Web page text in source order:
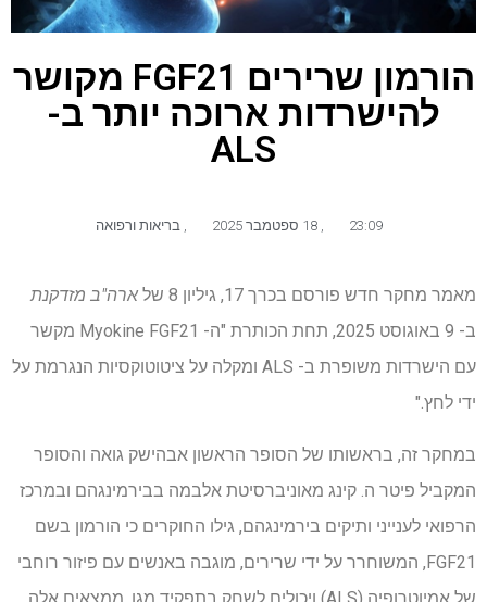
הורמון שרירים FGF21 מקושר
להישרדות ארוכה יותר ב-
ALS
23:09 בריאות ורפואה
מאמר מחקר חדש פורסם בכרך 17, גיליון 8 של
ארה"ב מזדקנת
ב- 9 באוגוסט 2025, תחת הכותרת "ה- Myokine FGF21 מקשר
עם הישרדות משופרת ב- ALS ומקלה על ציטוטוקסיות הנגרמת על
ידי לחץ."
במחקר זה, בראשותו של הסופר הראשון אבהישק גואה והסופר
המקביל פיטר ה. קינג מאוניברסיטת אלבמה בבירמינגהם ובמרכז
הרפואי לענייני ותיקים בירמינגהם, גילו החוקרים כי הורמון בשם
FGF21, המשוחרר על ידי שרירים, מוגבה באנשים עם פיזור רוחבי
של אמיוטרופיה (ALS) ויכולים לשחק בתפקיד מגן. ממצאים אלה